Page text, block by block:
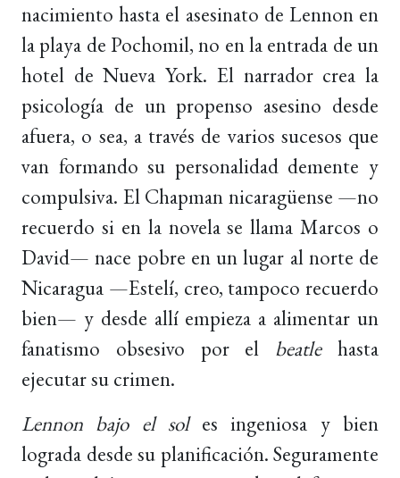
nacimiento hasta el asesinato de Lennon en
la playa de Pochomil, no en la entrada de un
hotel de Nueva York. El narrador crea la
psicología de un propenso asesino desde
afuera, o sea, a través de varios sucesos que
van formando su personalidad demente y
compulsiva. El Chapman nicaragüense —no
recuerdo si en la novela se llama Marcos o
David— nace pobre en un lugar al norte de
Nicaragua —Estelí, creo, tampoco recuerdo
bien— y desde allí empieza a alimentar un
fanatismo obsesivo por el beatlehasta
ejecutar su crimen.
Lennon bajo el soles ingeniosa y bien
lograda desde su planificación. Seguramente